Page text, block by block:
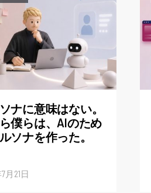
ナに意味はない。
僕らは、AIのため
ソナを作った。
月21日